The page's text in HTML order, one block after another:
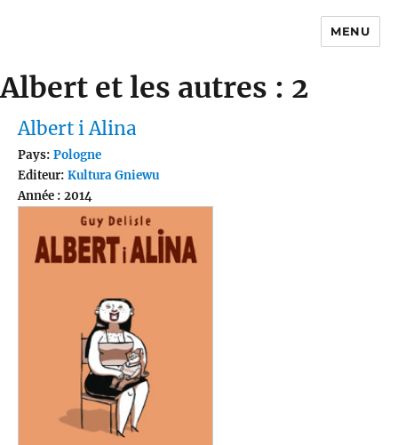
MENU
Albert et les autres : 2
Albert i Alina
Pays: Pologne
Editeur: Kultura Gniewu
Année : 2014